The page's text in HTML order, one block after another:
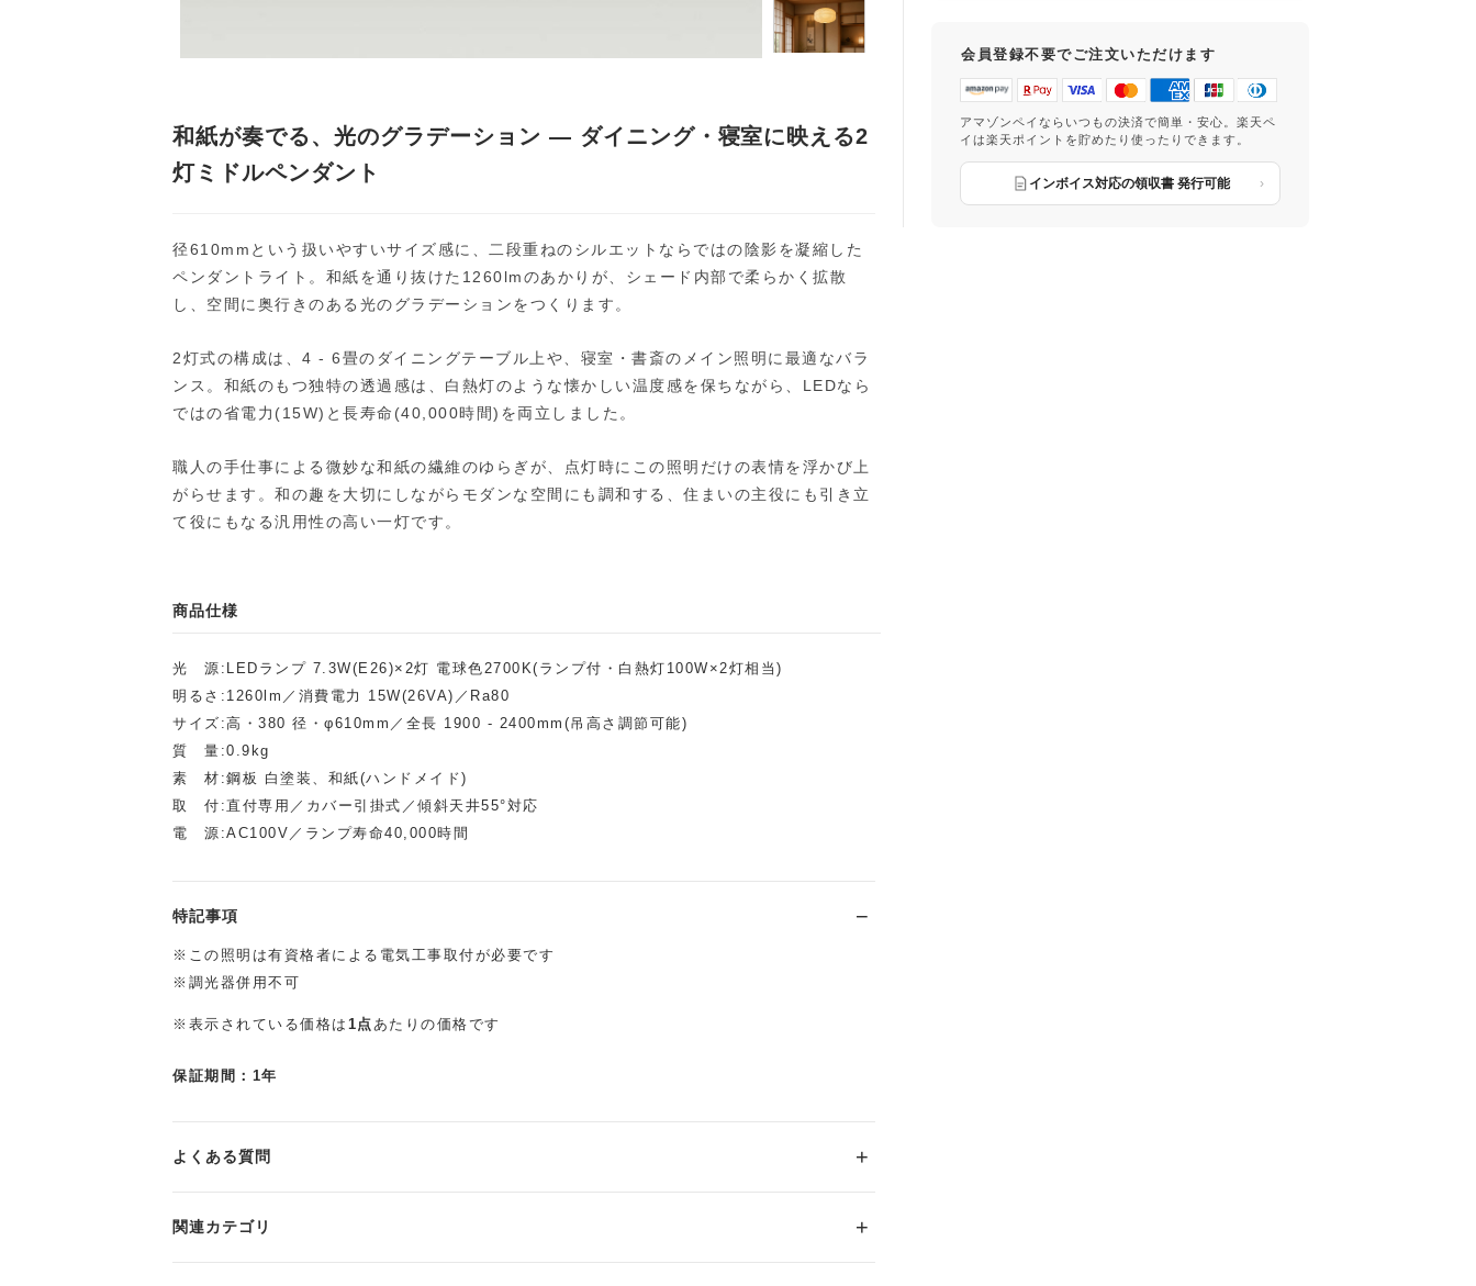
会員登録不要でご注文いただけます
アマゾンペイならいつもの決済で簡単・安心。楽天ペ
イは楽天ポイントを貯めたり使ったりできます。
インボイス対応の領収書 発行可能
和紙が奏でる、光のグラデーション ― ダイニング・寝室に映える2
灯ミドルペンダント
径610mmという扱いやすいサイズ感に、二段重ねのシルエットならではの陰影を凝縮した
ペンダントライト。和紙を通り抜けた1260lmのあかりが、シェード内部で柔らかく拡散
し、空間に奥行きのある光のグラデーションをつくります。
2灯式の構成は、4 - 6畳のダイニングテーブル上や、寝室・書斎のメイン照明に最適なバラ
ンス。和紙のもつ独特の透過感は、白熱灯のような懐かしい温度感を保ちながら、LEDなら
ではの省電力(15W)と長寿命(40,000時間)を両立しました。
職人の手仕事による微妙な和紙の繊維のゆらぎが、点灯時にこの照明だけの表情を浮かび上
がらせます。和の趣を大切にしながらモダンな空間にも調和する、住まいの主役にも引き立
て役にもなる汎用性の高い一灯です。
商品仕様
光 源:LEDランプ 7.3W(E26)×2灯 電球色2700K(ランプ付・白熱灯100W×2灯相当)
明るさ:1260lm／消費電力 15W(26VA)／Ra80
サイズ:高・380 径・φ610mm／全長 1900 - 2400mm(吊高さ調節可能)
質 量:0.9kg
素 材:鋼板 白塗装、和紙(ハンドメイド)
取 付:直付専用／カバー引掛式／傾斜天井55°対応
電 源:AC100V／ランプ寿命40,000時間
特記事項
※この照明は有資格者による電気工事取付が必要です
※調光器併用不可
※表示されている価格は 1点あたりの価格です
保証期間：1年
よくある質問
関連カテゴリ